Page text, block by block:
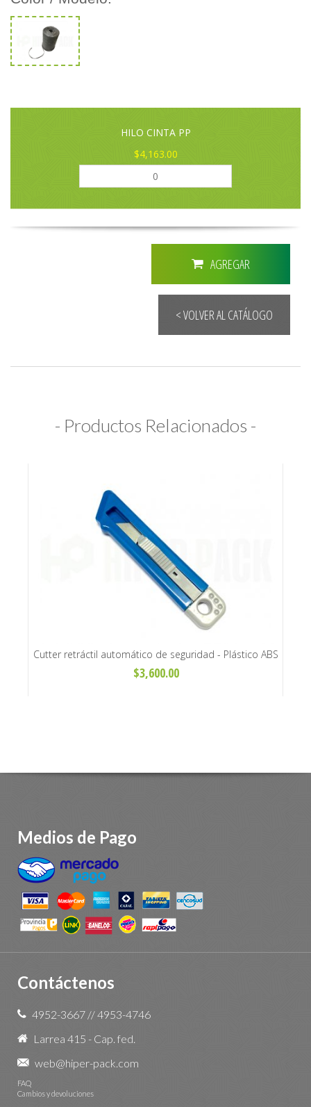
HILO CINTA PP
$4,163.00
AGREGAR
< VOLVER AL CATÁLOGO
- Productos Relacionados -
Cutter retráctil automático de seguridad - Plástico ABS
azul
$3,600.00
Medios de Pago
Contáctenos
4952-3667 //4953-4746
Larrea 415 - Cap. fed.
web@hiper-pack.com
FAQ
Cambios y devoluciones